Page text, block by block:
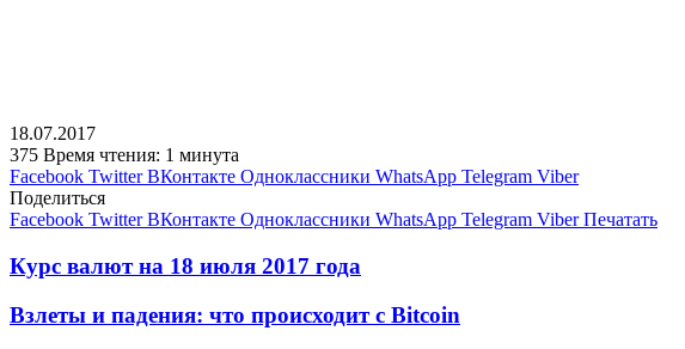
18.07.2017
375 Время чтения: 1 минута
Facebook Twitter ВКонтакте Одноклассники WhatsApp Telegram Viber
Поделиться
Facebook Twitter ВКонтакте Одноклассники WhatsApp Telegram Viber Печатать
Курс валют на 18 июля 2017 года
Взлеты и падения: что происходит с Bitcoin